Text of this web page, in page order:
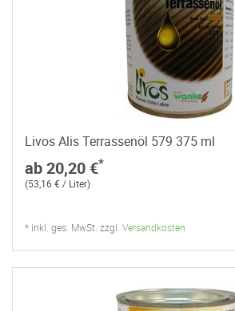
Livos Alis Terrassenöl 579 375 ml
ab 20,20 €*
(53,16 € / Liter)
* inkl. ges. MwSt. zzgl. Versandkosten